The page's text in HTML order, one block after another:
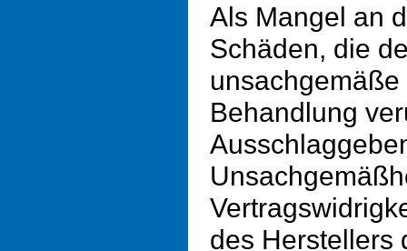
Als Mangel an
Schäden, die
Behandlung
des Herstellers